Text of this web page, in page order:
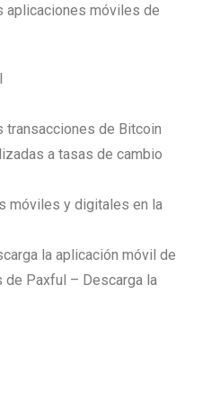
aplicaciones móviles de
de Bitcoin
a tasas de cambio
móviles y digitales en la
la aplicación móvil de
de Paxful – Descarga la